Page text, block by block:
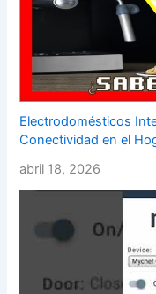
Electrodomésticos
Conectividad en el
abril 18, 2026